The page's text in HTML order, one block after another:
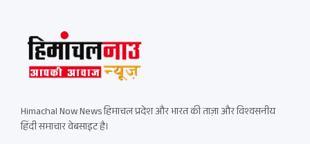
Himachal Now News हिमाचल प्रदेश और भारत की ताज़ा और विश्वसनीय
हिंदी समाचार वेबसाइट है।